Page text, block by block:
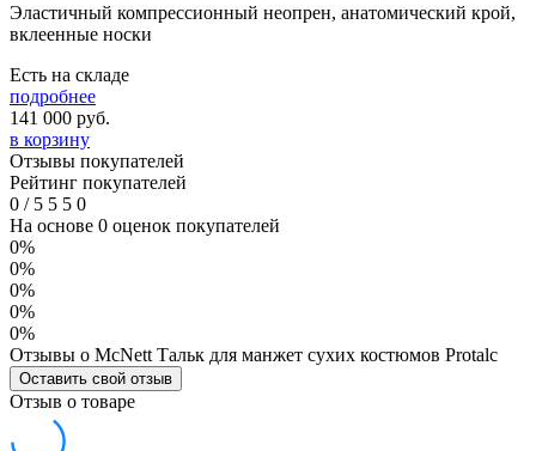
Эластичный компрессионный неопрен, анатомический крой,
вклеенные носки
Есть на складе
подробнее
141 000 руб.
в корзину
Отзывы покупателей
Рейтинг покупателей
0 /5 5 5 0
На основе 0 оценок покупателей
0%
0%
0%
0%
0%
Отзывы о McNett Тальк для манжет сухих костюмов Protalc
Оставить свой отзыв
Отзыв о товаре